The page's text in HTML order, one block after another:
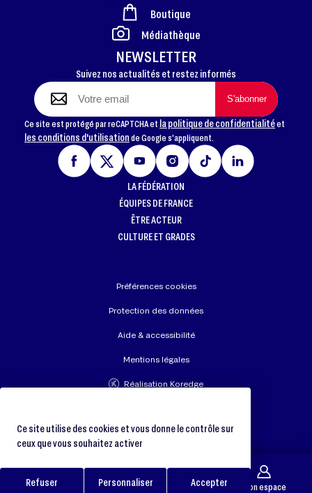
Galerie Trouver un club Boutique Mon espace
FOOTER
NEWSLETTER
Suivez nos actualités et restez informés
Ce site est protégé par reCAPTCHA et la politique de confidentialitéet
les conditions d'utilisationde Google s'appliquent.
Boutique
Médiathèque
LA FÉDÉRATION
ÉQUIPES DE FRANCE
ÊTRE ACTEUR
CULTURE ET GRADES
Préférences cookies
Protection des données
Aide & accessibilité
Mentions légales
Réalisation Koredge
Ce site utilise des cookies et vous donne le contrôle sur
ceux que vous souhaitez activer
Accepter
Refuser Personnaliser